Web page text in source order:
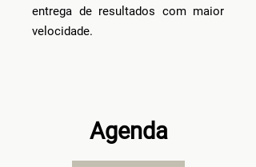
entrega de resultados com maior
velocidade.
Agenda